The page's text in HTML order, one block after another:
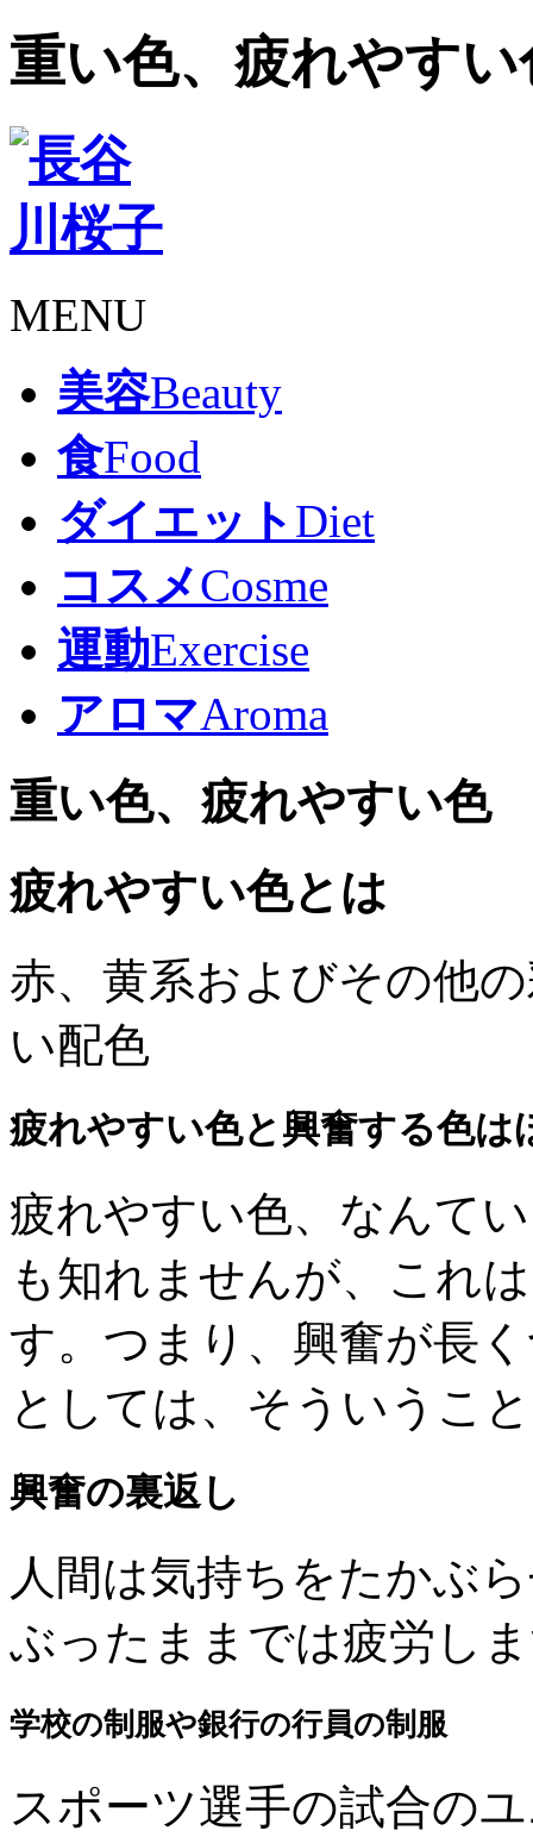
重い色、疲れやす
MENU
美容Beauty
食Food
ダイエット Diet
コスメCosme
運動Exercise
アロマAroma
重い色、疲れやすい色
疲れやすい色とは
赤、黄系およびその他
い配色
疲れやすい色と興奮する色は
疲れやすい色、なんて
も知れませんが、これ
す。つまり、興奮が長
としては、そういうこ
興奮の裏返し
人間は気持ちをたかぶ
ぶったままでは疲労し
学校の制服や銀行の行員の制服
スポーツ選手の試合の